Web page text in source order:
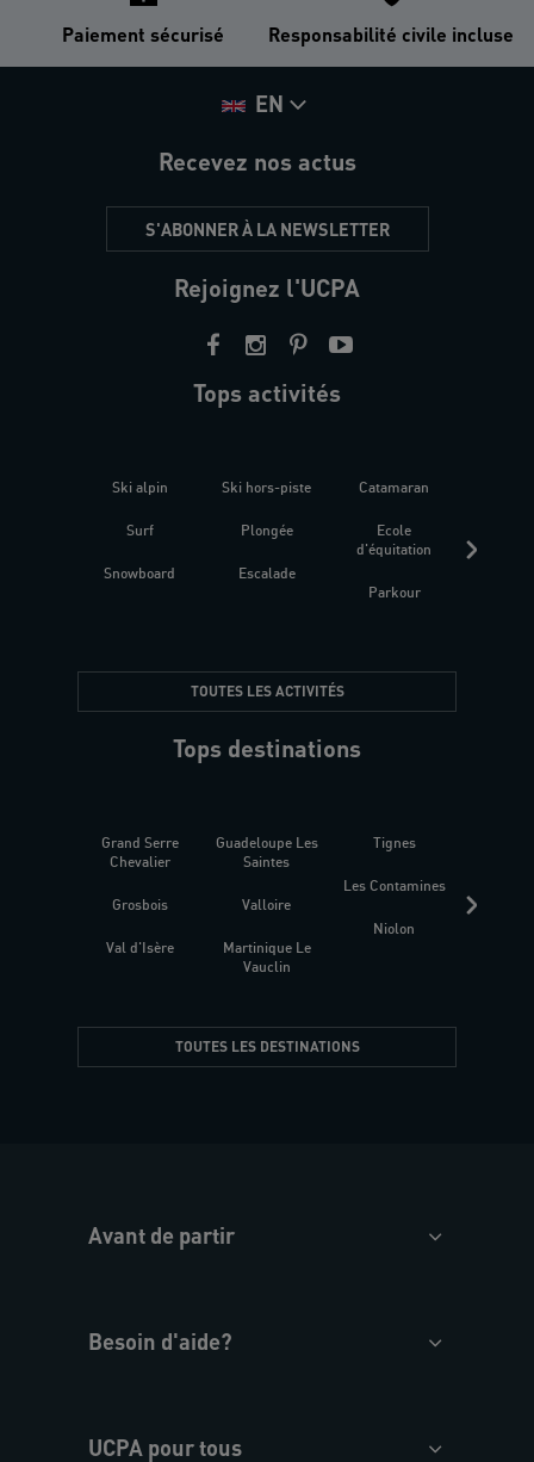
Paiement sécurisé Responsabilité civile incluse
EN
Recevez nos actus
S'ABONNER À LA NEWSLETTER
Rejoignez l'UCPA
Tops activités
Ski alpin
Surf
Snowboard
Ski hors-piste
Plongée
Escalade
Catamaran
Ecole
d'équitation
Parkour
TOUTES LES ACTIVITÉS
Tops destinations
Grand Serre
Chevalier
Grosbois
Val d'Isère
Guadeloupe Les
Saintes
Valloire
Martinique Le
Vauclin
Tignes
Les Contamines
Niolon
TOUTES LES DESTINATIONS
Avant de partir
Besoin d'aide?
UCPA pour tous